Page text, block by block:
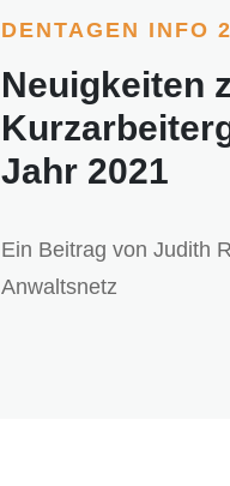
DENTAGEN INFO
Neuigkeiten
Jahr 2021
Ein Beitrag von Judith
Anwaltsnetz